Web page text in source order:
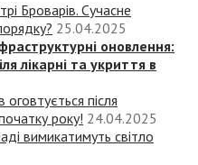
Броварів. Сучасне
25.04.2025
оновлення:
лікарні та укриття в
після
року! 24.04.2025
вимикатимуть світло